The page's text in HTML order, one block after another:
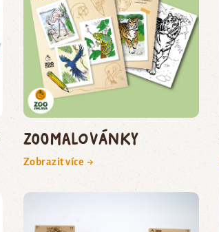
Zoomalovánky
Zobrazit více →